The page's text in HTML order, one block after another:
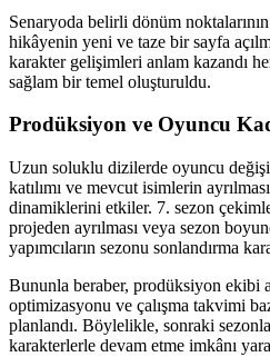
Senaryoda belirli dönüm noktalarının
hikâyenin yeni ve taze bir sayfa
karakter gelişimleri anlam kazandı
sağlam bir temel oluşturuldu.
Prodüksiyon ve Oyuncu
Uzun soluklu dizilerde oyuncu
katılımı ve mevcut isimlerin
dinamiklerini etkiler. 7. sezon
projeden ayrılması veya sezon
yapımcıların sezonu sonlandırma
Bununla beraber, prodüksiyon ekibi
optimizasyonu ve çalışma takvimi
planlandı. Böylelikle, sonraki
karakterlerle devam etme imkânı